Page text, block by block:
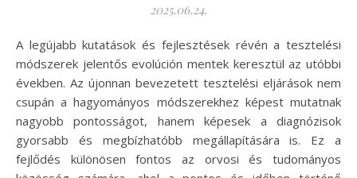
2025.06.24.
A legújabb kutatások és fejlesztések révén a tesztelési
módszerek jelentős evolúción mentek keresztül az utóbbi
években. Az újonnan bevezetett tesztelési eljárások nem
csupán a hagyományos módszerekhez képest mutatnak
nagyobb pontosságot, hanem képesek a diagnózisok
gyorsabb és megbízhatóbb megállapítására is. Ez a
fejlődés különösen fontos az orvosi és tudományos